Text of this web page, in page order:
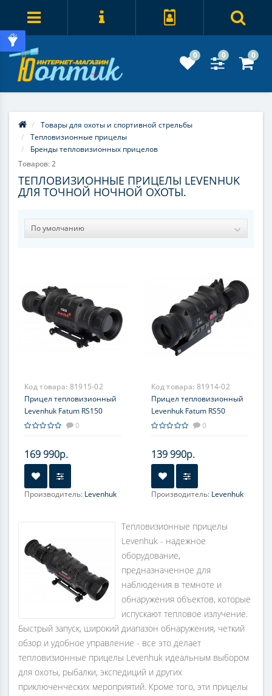
0 0 0
Товары для охоты и спортивной стрельбы
Тепловизионные прицелы
Бренды тепловизионных прицелов
Товаров: 2
ТЕПЛОВИЗИОННЫЕ ПРИЦЕЛЫ LEVENHUK
ДЛЯ ТОЧНОЙ НОЧНОЙ ОХОТЫ.
Код товара: 81915-02
Прицел тепловизионный
Levenhuk Fatum RS150
0
169 990р.
Производитель: Levenhuk
типов, масштабируемые
Код товара: 81914-02
Прицел тепловизионный
Levenhuk Fatum RS50
0
139 990р.
Производитель: Levenhuk
Прицельная сетка: 10
типов, масштабируемые
Тепловизионные прицелы
Levenhuk - надежное
оборудование,
предназначенное для
наблюдения в темноте и
обнаружения объектов, которые
испускают тепловое излучение.
Быстрый запуск, широкий диапазон обнаружения, четкий
обзор и удобное управление - все это делает
тепловизионные прицелы Levenhuk идеальным выбором
для охоты, рыбалки, экспедиций и других
приключенческих мероприятий. Кроме того, эти прицелы